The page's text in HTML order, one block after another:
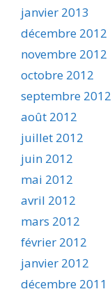
janvier 2013
décembre 2012
novembre 2012
octobre 2012
septembre 2012
août 2012
juillet 2012
juin 2012
mai 2012
avril 2012
mars 2012
février 2012
janvier 2012
décembre 2011